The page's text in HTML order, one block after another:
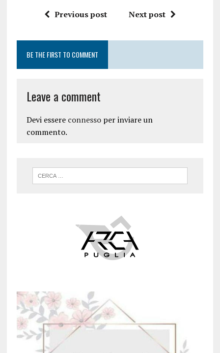
Previous post Next post
BE THE FIRST TO COMMENT
Leave a comment
Devi essere connessoper inviare un
commento.